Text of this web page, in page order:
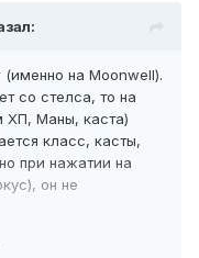
на Moonwell).
со стелса, то на
ХП, Маны, каста)
класс, касты,
при нажатии на
он не